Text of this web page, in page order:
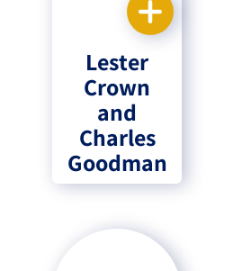
Israel-China Relations
Lester
Crown
and
Charles
Goodman